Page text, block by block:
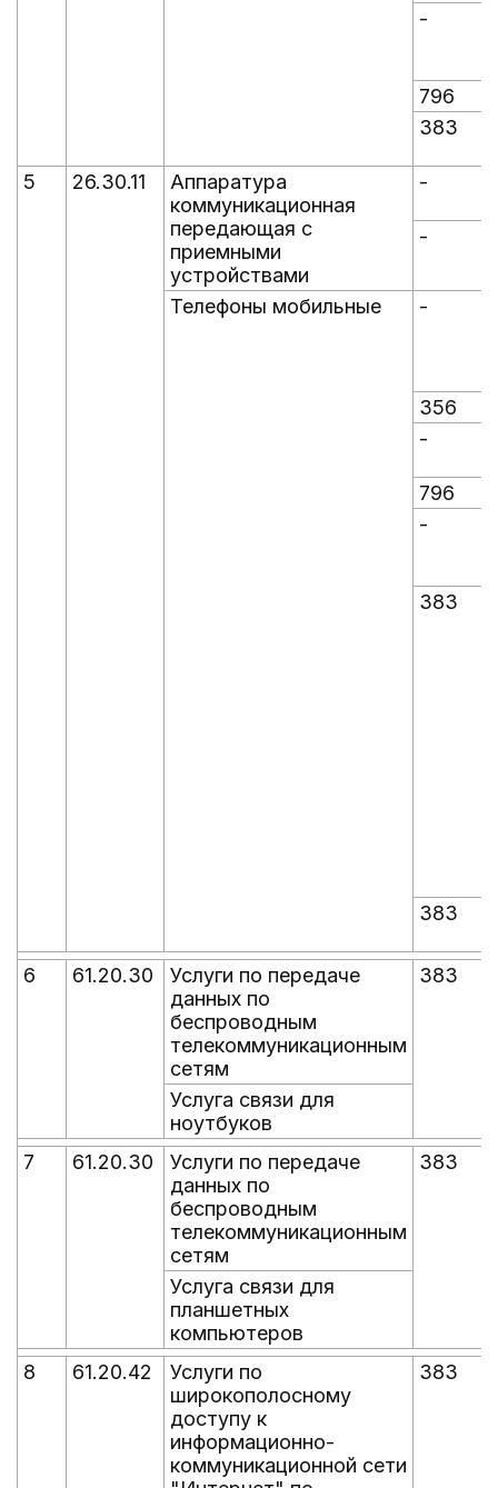
-
796
383
5 26.30.11
Аппаратура
коммуникационная
передающая с
приемными
устройствами
-
-
Телефоны мобильные -
356
-
796
-
383
383
6 61.20.30
Услуги по передаче
данных по
беспроводным
телекоммуникационным
сетям
383
Услуга связи для
ноутбуков
7
61.20.30
Услуги по передаче
данных по
беспроводным
телекоммуникационным
сетям
383
Услуга связи для
планшетных
компьютеров
8
61.20.42
Услуги по
широкополосному
доступу к
информационно-
коммуникационной сети
383